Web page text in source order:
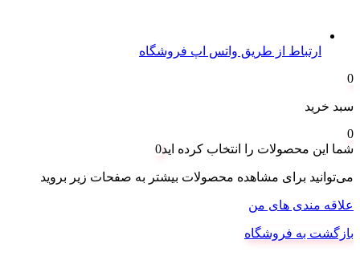
ارتباط از طریق واتس اپ فروشگاه
0
سبد خرید
0
شما این محصولات را انتخاب کرده اید0
می‌توانید برای مشاهده محصولات بیشتر به صفحات زیر بروید
علاقه مندی های من
بازگشت به فروشگاه